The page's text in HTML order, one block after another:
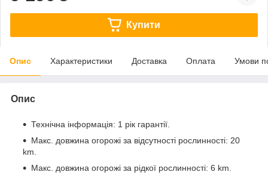
Купити
Опис Характеристики Доставка Оплата Умови
Опис
Технічна інформація: 1 рік гарантії.
Макс. довжина огорожі за відсутності рослинності: 20
km.
Макс. довжина огорожі за рідкої рослинності: 6 km.